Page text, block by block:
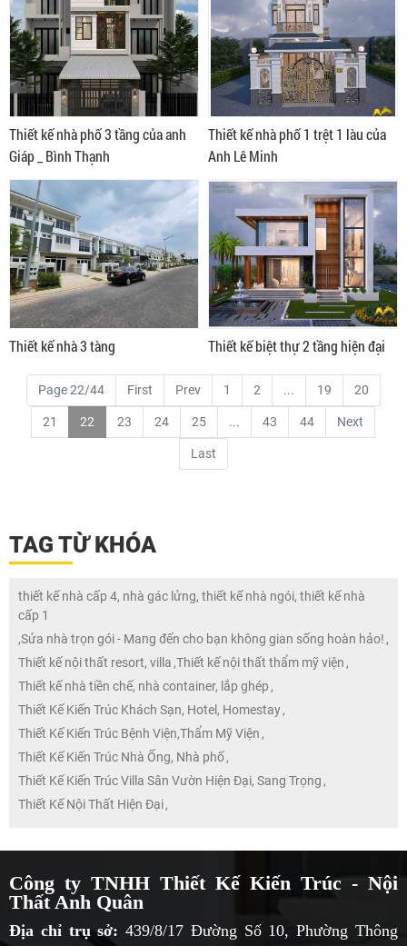
hàng
Thiết kế nhà phố 3 tầng của anh
Giáp _ Bình Thạnh
Thiết kế nhà phố 1 trệt 1 làu của
Anh Lê Minh
Thiết kế nhà 3 tàng Thiết kế biệt thự 2 tầng hiện đại
Page 22/44 First Prev 1 2 ... 19 20
21 22 23 24 25 ... 43 44 Next
Last
TAG TỪ KHÓA
thiết kế nhà cấp 4, nhà gác lửng, thiết kế nhà ngói, thiết kế nhà
cấp 1
,Sửa nhà trọn gói - Mang đến cho bạn không gian sống hoàn hảo! ,
Thiết kế nội thất resort, villa ,Thiết kế nội thất thẩm mỹ viện ,
Thiết kế nhà tiền chế, nhà container, lắp ghép ,
Thiết Kế Kiến Trúc Khách Sạn, Hotel, Homestay,
Thiết Kế Kiến Trúc Bệnh Viện,Thẩm Mỹ Viện ,
Thiết Kế Kiến Trúc Nhà Ống, Nhà phố,
Thiết Kế Kiến Trúc Villa Sân Vườn Hiện Đại, Sang Trọng ,
Thiết Kế Nội Thất Hiện Đại,
Công ty TNHH Thiết Kế Kiến Trúc - Nội
Thất Anh Quân
Địa chỉ trụ sở: 439/8/17 Đường Số 10, Phường Thông